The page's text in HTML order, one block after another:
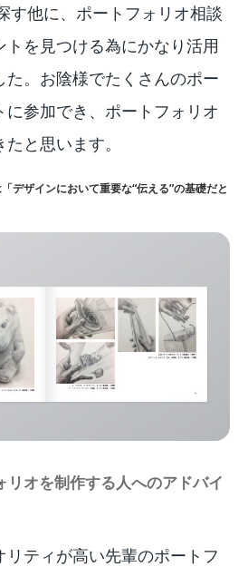
す他に、ポートフォリオ相談
を見つける為にかなり活用
た。お陰様でたくさんのポー
に参加でき、ポートフォリオ
と思います。
デザインにおいて重要な“伝える”の基礎だと
リオを制作する人へのアドバイ
ティが高い先輩のポートフ